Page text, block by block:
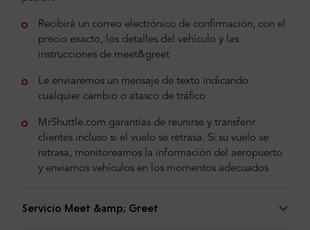
Recibirá un correo electrónico de confirmación, con el
precio exacto, los detalles del vehículo y las
instrucciones de meet&greet
Le enviaremos un mensaje de texto indicando
cualquier cambio o atasco de tráfico
MrShuttle.com garantías de reunirse y transferir
clientes incluso si el vuelo se retrasa. Si su vuelo se
retrasa, monitoreamos la información del aeropuerto
y enviamos vehículos en los momentos adecuados
Servicio Meet &amp; Greet